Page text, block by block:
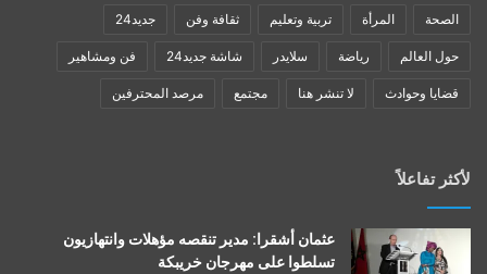
الصحة المرأة تربية وتعليم ثقافة وفن جديد24
حول العالم رياضة سلايدر شاشة جديد24 فن ومشاهير
قضايا وحوادث لا تنشر هنا مجتمع مرصد المحترفين
لأكثر تفاعلاً
عثمان أشقرا: مدير تنقصه مؤهلات وانتهازيون
تسلطوا على مهرجان خريبكة